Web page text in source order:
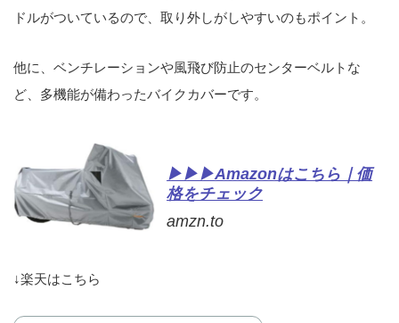
ドルがついているので、取り外しがしやすいのもポイント。
他に、ベンチレーションや風飛び防止のセンターベルトな
ど、多機能が備わったバイクカバーです。
▶▶▶Amazonはこちら｜価
格をチェック
amzn.to
↓楽天はこちら